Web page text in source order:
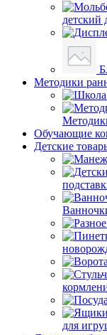
детский
Методики
Обучающие
Детские
для